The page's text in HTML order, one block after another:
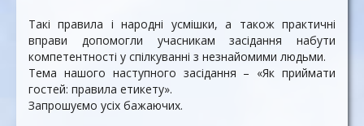
Такі правила і народні усмішки, а також практичні
вправи допомогли учасникам засідання набути
компетентності у спілкуванні з незнайомими людьми.
Тема нашого наступного засідання – «Як приймати
гостей: правила етикету».
Запрошуємо усіх бажаючих.